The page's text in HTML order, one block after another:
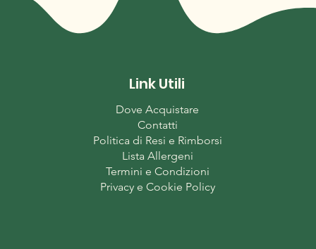
Link Utili
Dove Acquistare
Contatti
Politica di Resi e Rimborsi
Lista Allergeni
Termini e Condizioni
Privacy e Cookie Policy